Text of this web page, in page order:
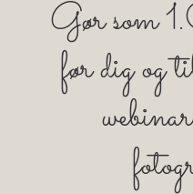
Gør som
før dig og